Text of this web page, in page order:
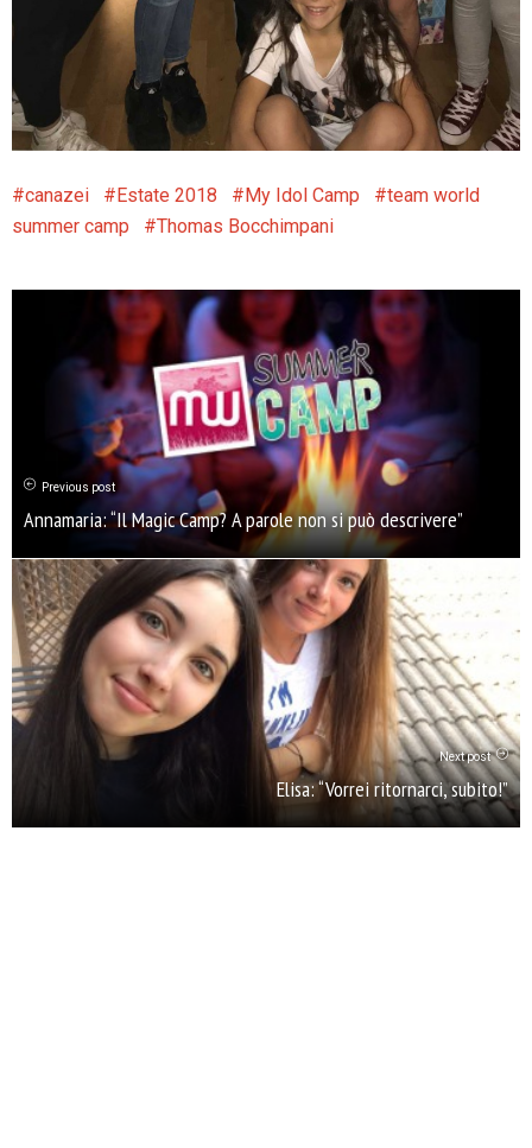
canazei Estate 2018 My Idol Camp
team world
summer camp
Thomas Bocchimpani
Previous post
Annamaria: “Il Magic Camp? A parole non si può descrivere”
Next post
Elisa: “Vorrei ritornarci, subito!”